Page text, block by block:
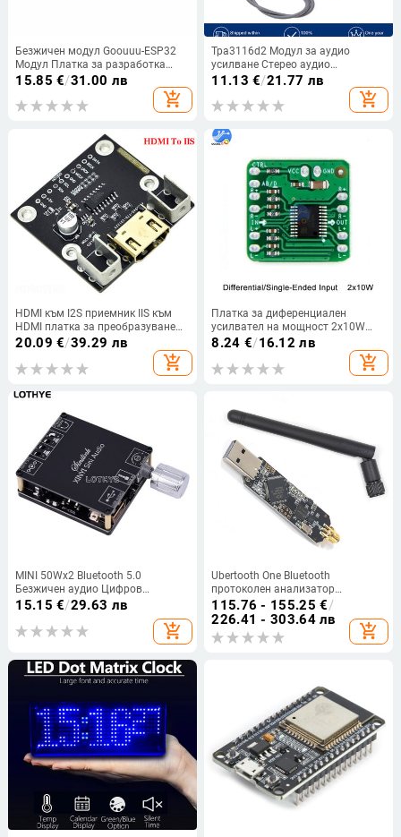
Безжичен модул Goouuu-ESP32
Модул Платка за разработка
Безжичен WiFi двуядрен
процесор Аудио Видео Резервни
части
15.85 €/31.00 лв
add_shopping_cart
Tpa3116d2 Модул за аудио
усилване Стерео аудио
усилвател HiFi усилватели на
звук Домашен високоговорител
DC12 26V Двуканален усилвател
11.13 €/21.77 лв
add_shopping_cart
HDMI към I2S приемник IIS към
HDMI платка за преобразуване
на сигнал DAC декодер
20.09 €/39.29 лв
add_shopping_cart
Платка за диференциален
усилвател на мощност 2x10W
2x18W Цифров аудио усилвател
клас D HT8697 Диференциален
вход 3.6-8.5V 6～14V
8.24 €/16.12 лв
add_shopping_cart
MINI 50Wx2 Bluetooth 5.0
Безжичен аудио Цифров
усилвател на мощност Стерео
Amplificador 3.5MM USB APP C50L
15.15 €/29.63 лв
add_shopping_cart
Ubertooth One Bluetooth
протоколен анализатор
(модуларна система, IP65,
лабораторен тест, BLE
поддръжка)
115.76 - 155.25 €/
226.41 - 303.64 лв
add_shopping_cart